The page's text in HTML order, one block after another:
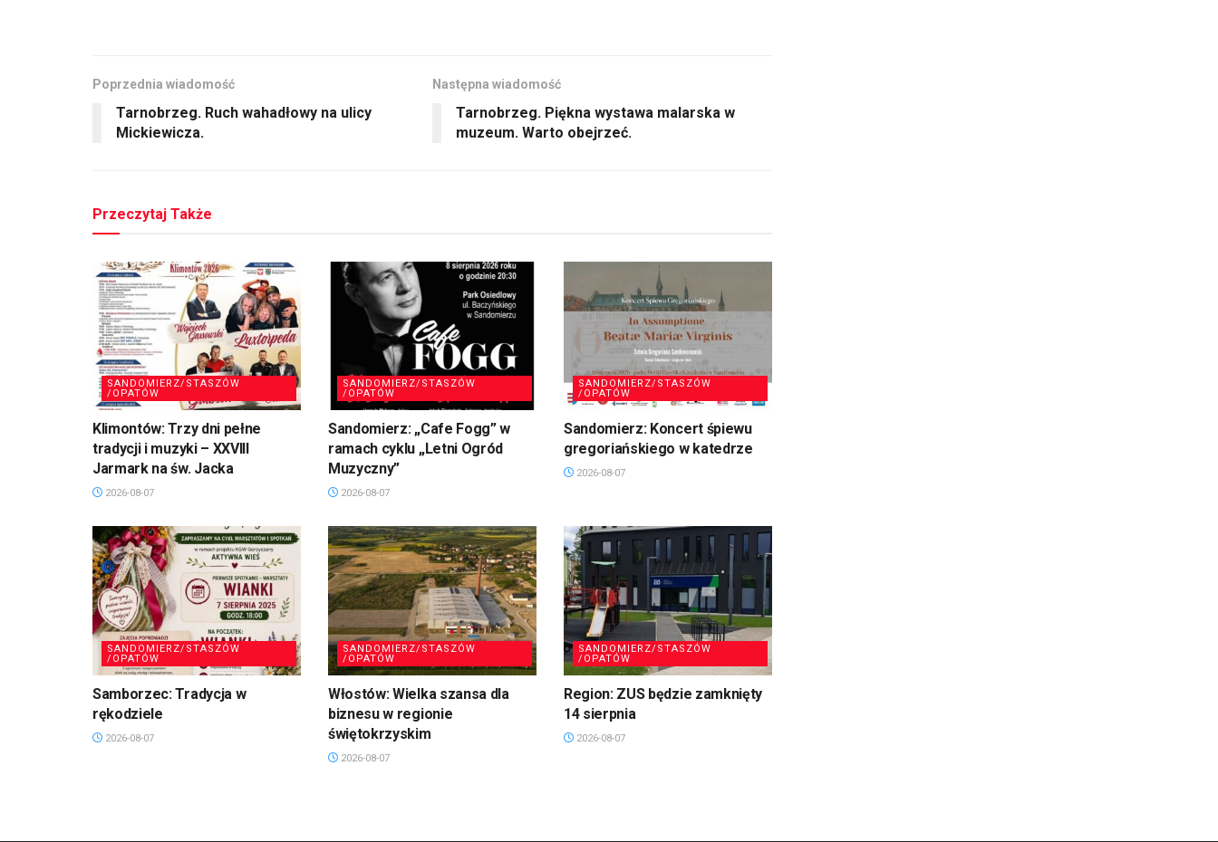
Poprzednia wiadomość
Tarnobrzeg. Ruch wahadłowy na ulicy
Mickiewicza.
Następna wiadomość
Tarnobrzeg. Piękna wystawa malarska w
muzeum. Warto obejrzeć.
Przeczytaj Także
SANDOMIERZ/STASZÓW
/OPATÓW
Klimontów: Trzy dni pełne
tradycji i muzyki – XXVIII
Jarmark na św. Jacka
2026-08-07
SANDOMIERZ/STASZÓW
/OPATÓW
Sandomierz: „Cafe Fogg” w
ramach cyklu „Letni Ogród
Muzyczny”
2026-08-07
SANDOMIERZ/STASZÓW
/OPATÓW
Sandomierz: Koncert śpiewu
gregoriańskiego w katedrze
2026-08-07
SANDOMIERZ/STASZÓW
/OPATÓW
Samborzec: Tradycja w
rękodziele
2026-08-07
SANDOMIERZ/STASZÓW
/OPATÓW
Włostów: Wielka szansa dla
biznesu w regionie
świętokrzyskim
2026-08-07
SANDOMIERZ/STASZÓW
/OPATÓW
Region: ZUS będzie zamknięty
14 sierpnia
2026-08-07